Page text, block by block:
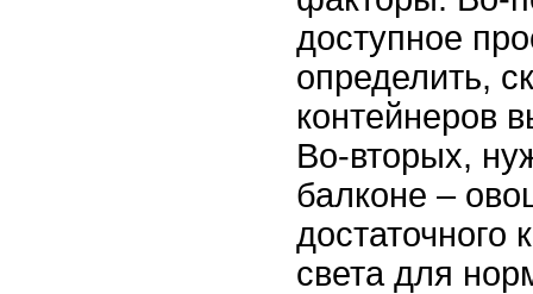
доступное
определить,
контейнеров
Во-вторых,
балконе –
достаточного
света для